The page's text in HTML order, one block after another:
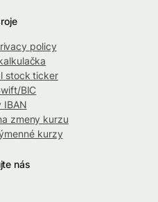
policy
stock ticker
BIC
IBAN
zmeny kurzu
kurzy
nás